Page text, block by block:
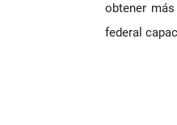
obtener
federal